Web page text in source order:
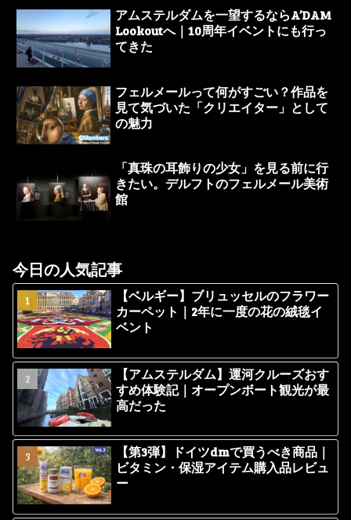
アムステルダムを一望するならA’DAM
Lookoutへ｜10周年イベントにも行っ
てきた
フェルメールって何がすごい？作品を
見て気づいた「クリエイター」として
の魅力
「真珠の耳飾りの少女」を見る前に行
きたい。デルフトのフェルメール美術
館
今日の人気記事
【ベルギー】ブリュッセルのフラワー
カーペット｜2年に一度の花の絨毯イ
ベント
【アムステルダム】運河クルーズおす
すめ体験記｜オープンボート観光が最
高だった
【第3弾】ドイツdmで買うべき商品｜
ビタミン・保湿アイテム購入品レビュ
ー